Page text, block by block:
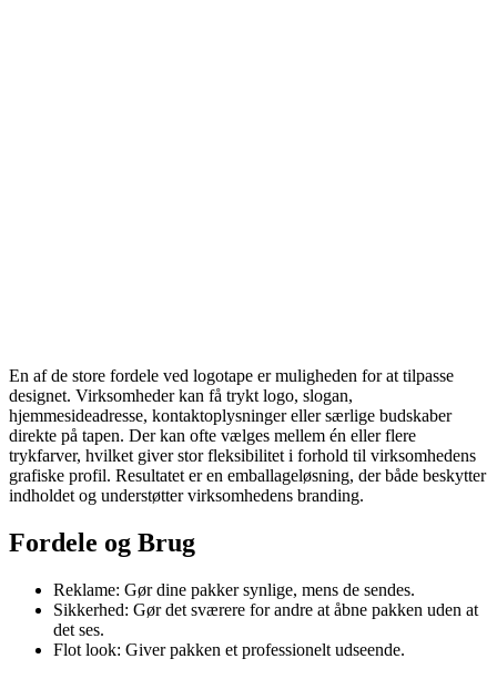
En af de store fordele ved logotape er muligheden for at tilpasse
designet. Virksomheder kan få trykt logo, slogan,
hjemmesideadresse, kontaktoplysninger eller særlige budskaber
direkte på tapen. Der kan ofte vælges mellem én eller flere
trykfarver, hvilket giver stor fleksibilitet i forhold til virksomhedens
grafiske profil. Resultatet er en emballageløsning, der både beskytter
indholdet og understøtter virksomhedens branding.
Fordele og Brug
Reklame: Gør dine pakker synlige, mens de sendes.
Sikkerhed: Gør det sværere for andre at åbne pakken uden at
det ses.
Flot look: Giver pakken et professionelt udseende.